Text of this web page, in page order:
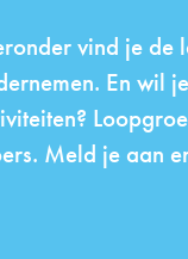
vind je de
En wil
Meld je aan